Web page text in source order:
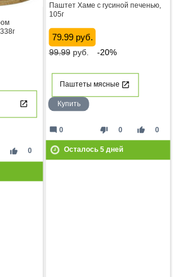
thumb_up 0
Паштет Хаме с гусиной печенью,
105г
79.99 руб.
99.99руб. -20%
Паштеты мясные
Купить
thumb_down 0 thumb_up 0
mode_comment 0
Осталось 5дней